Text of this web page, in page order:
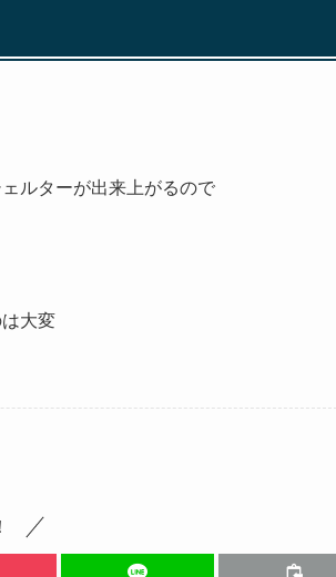
ルターが出来上がるので
大変